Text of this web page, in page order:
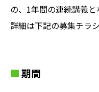
の、1年間の連続講義と
詳細は下記の募集チラ
期間